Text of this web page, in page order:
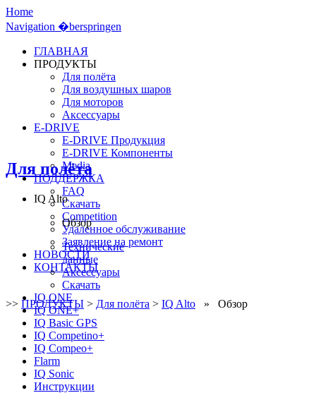
Home
Navigation �berspringen
ГЛАВНАЯ
ПРОДУКТЫ
Для полёта
Для воздушных шаров
Для моторов
Аксессуары
E-DRIVE
E-DRIVE Продукция
E-DRIVE Компоненты
Media
ПОДДЕРЖКА
FAQ
Скачать
Competition
Удаленное обслуживание
Заявление на ремонт
НОВОСТИ
КОНТАКТЫ
>> ПРОДУКТЫ > Для полёта > IQ Alto » Обзор
Для полёта
IQ Alto
Обзор
Технические
данные
Аксессуары
Скачать
IQ ONE
IQ ONE+
IQ Basic GPS
IQ Competino+
IQ Compeo+
Flarm
IQ Sonic
Инструкции